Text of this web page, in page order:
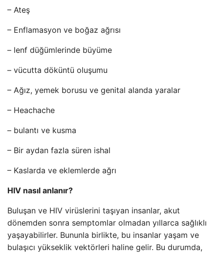
– Ateş
– Enflamasyon ve boğaz ağrısı
– lenf düğümlerinde büyüme
– vücutta döküntü oluşumu
– Ağız, yemek borusu ve genital alanda yaralar
– Heachache
– bulantı ve kusma
– Bir aydan fazla süren ishal
– Kaslarda ve eklemlerde ağrı
HIV nasıl anlanır?
Buluşan ve HIV virüslerini taşıyan insanlar, akut
dönemden sonra semptomlar olmadan yıllarca sağlıklı
yaşayabilirler. Bununla birlikte, bu insanlar yaşam ve
bulaşıcı yükseklik vektörleri haline gelir. Bu durumda,